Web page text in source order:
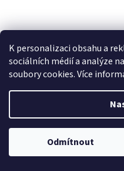
K personalizaci obsahu a
sociálních médií a analýze
soubory cookies. Více
Odmítnout